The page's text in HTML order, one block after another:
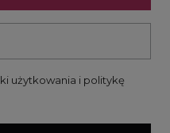
użytkowania i politykę